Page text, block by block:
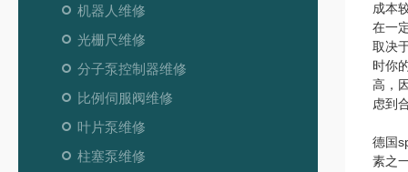
机器人维修
光栅尺维修
分子泵控制器维修
比例伺服阀维修
叶片泵维修
柱塞泵维修
成本
在一
取决
时你
高，
虑到
德国
素之